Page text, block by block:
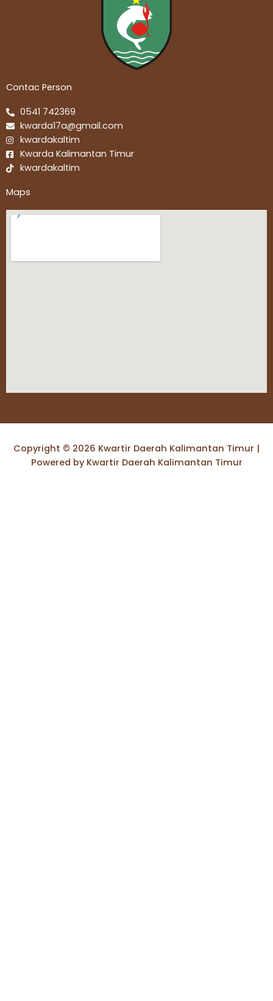
Contac Person
0541 742369
kwarda17a@gmail.com
kwardakaltim
Kwarda Kalimantan Timur
kwardakaltim
Maps
Copyright © 2026 Kwartir Daerah Kalimantan Timur |
Powered by Kwartir Daerah Kalimantan Timur